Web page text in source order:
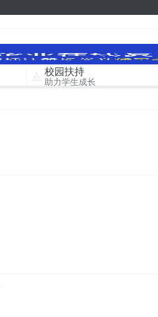
校园扶持
助力学生成长